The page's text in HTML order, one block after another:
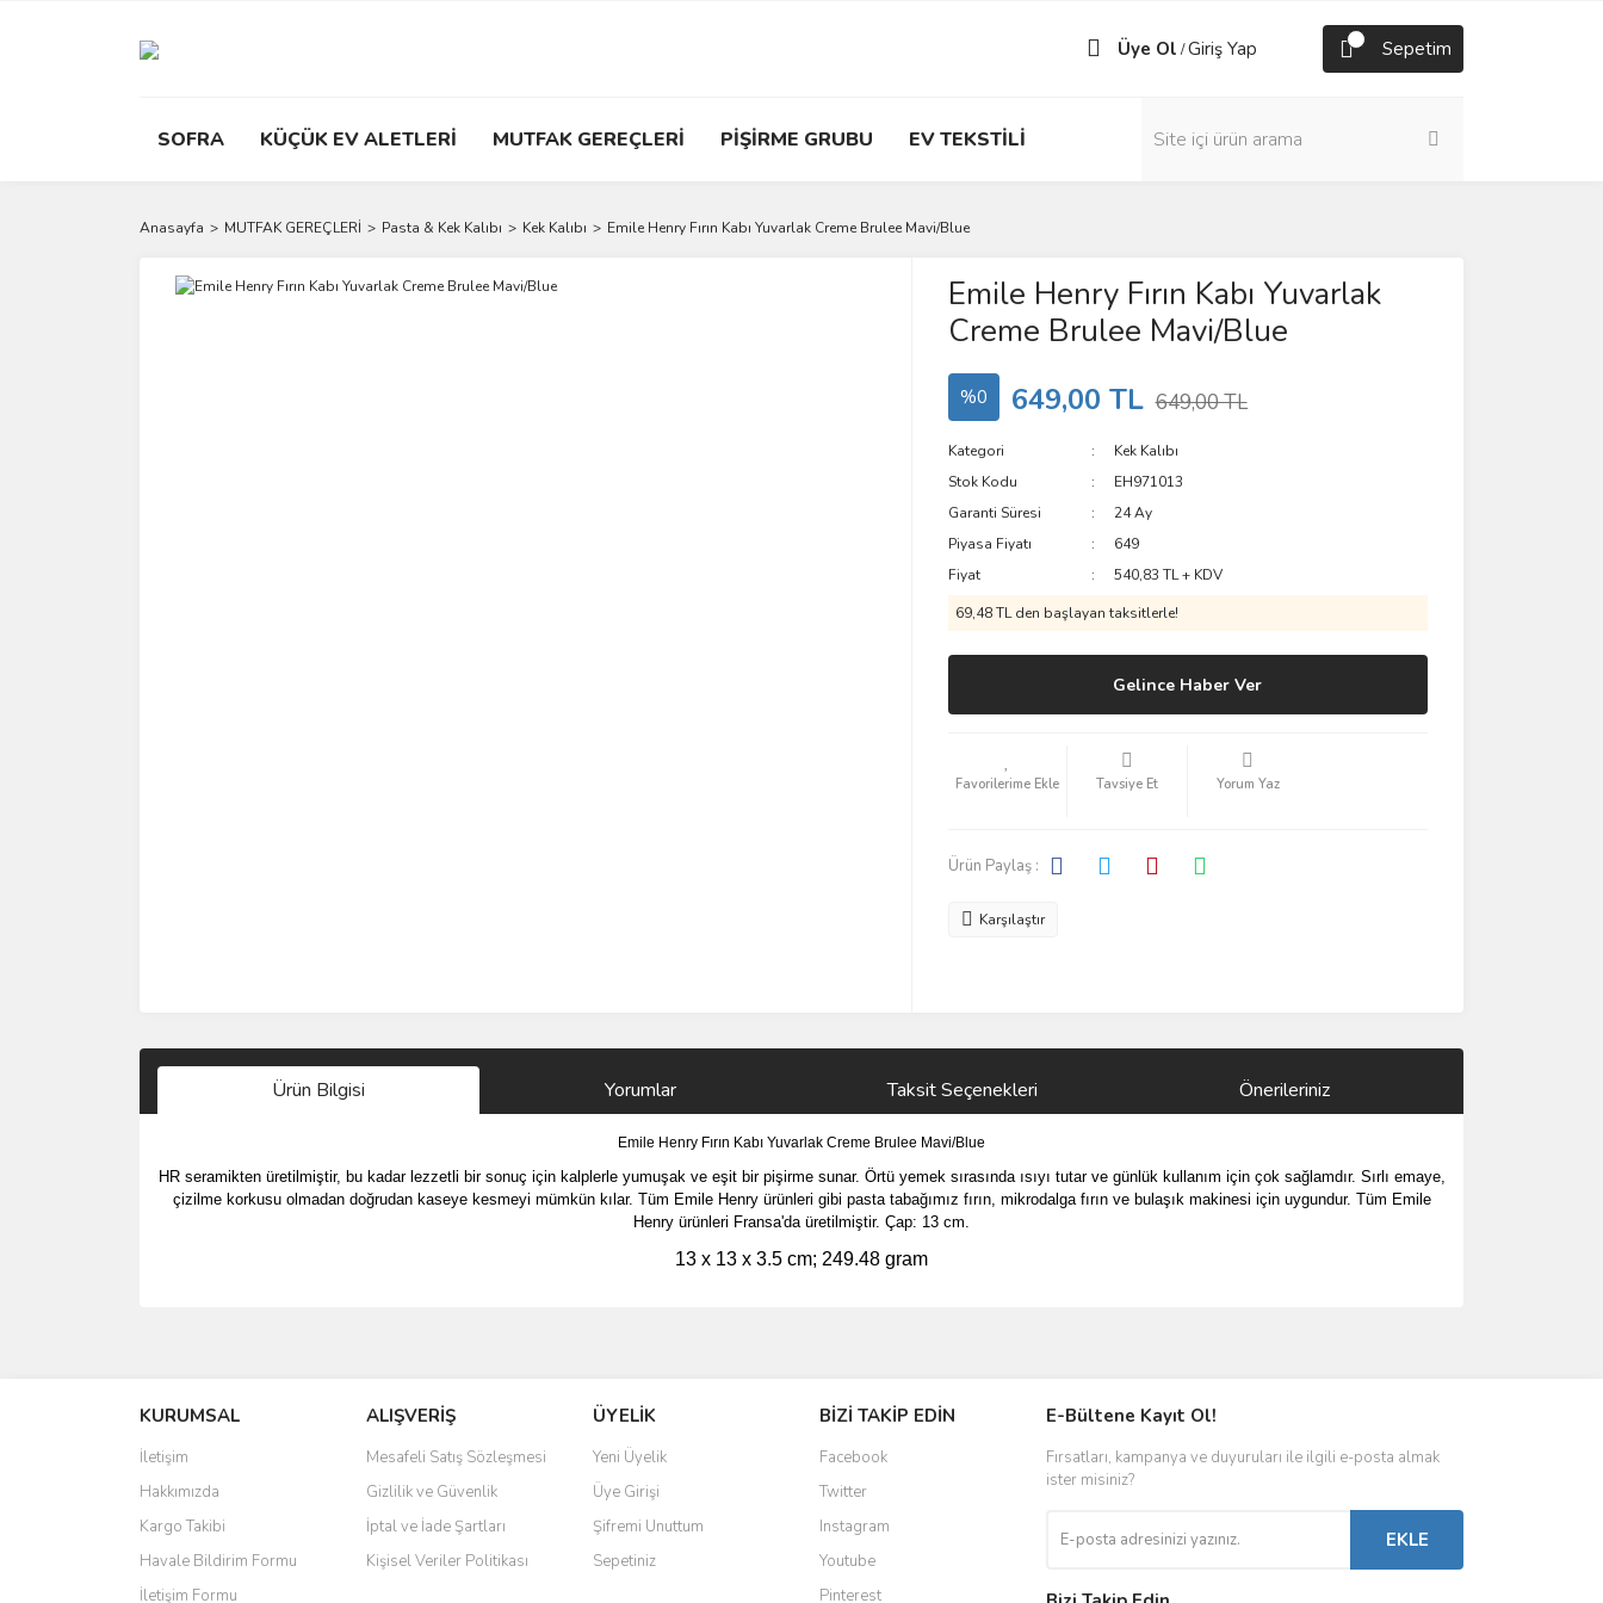
Üye Ol /Giriş Yap Sepetim
SOFRA KÜÇÜK EV ALETLERİ MUTFAK GEREÇLERİ PİŞİRME GRUBU EV TEKSTİLİ
Anasayfa MUTFAK GEREÇLERİ Pasta & Kek Kalıbı Kek Kalıbı Emile Henry Fırın Kabı Yuvarlak Creme Brulee Mavi/Blue
Emile Henry Fırın Kabı Yuvarlak
Creme Brulee Mavi/Blue
%0 649,00 TL 649,00 TL
Kategori
Kek Kalıbı
Stok Kodu
EH971013
Garanti Süresi
24 Ay
Piyasa Fiyatı
649
Fiyat
540,83 TL + KDV
69,48 TL den başlayan taksitlerle!
Gelince Haber Ver
Tavsiye Et Yorum Yaz
Ürün Paylaş :
Karşılaştır
Ürün Bilgisi Yorumlar Taksit Seçenekleri Önerileriniz
Emile Henry Fırın Kabı Yuvarlak Creme Brulee Mavi/Blue
HR seramikten üretilmiştir, bu kadar lezzetli bir sonuç için kalplerle yumuşak ve eşit bir pişirme sunar. Örtü yemek sırasında ısıyı tutar ve günlük kullanım için çok sağlamdır. Sırlı emaye,
çizilme korkusu olmadan doğrudan kaseye kesmeyi mümkün kılar. Tüm Emile Henry ürünleri gibi pasta tabağımız fırın, mikrodalga fırın ve bulaşık makinesi için uygundur. Tüm Emile
Henry ürünleri Fransa'da üretilmiştir. Çap: 13 cm.
13 x 13 x 3.5 cm; 249.48 gram
Ürün resmi kalitesiz, bozuk veya görüntülenemiyor.
Ürün açıklamasında eksik bilgiler bulunuyor.
Ürün bilgilerinde hatalar bulunuyor.
Ürün fiyatı diğer sitelerden daha pahalı.
Bu ürüne benzer farklı alternatifler olmalı.
KURUMSAL
İletişim
Hakkımızda
Kargo Takibi
Havale Bildirim Formu
İletişim Formu
ALIŞVERİŞ
Mesafeli Satış Sözleşmesi
Gizlilik ve Güvenlik
İptal ve İade Şartları
Kişisel Veriler Politikası
ÜYELİK
Yeni Üyelik
Üye Girişi
Şifremi Unuttum
Sepetiniz
BİZİ TAKİP EDİN
Facebook
Twitter
Instagram
Youtube
Pinterest
E-Bültene Kayıt Ol!
Fırsatları, kampanya ve duyuruları ile ilgili e-posta almak
ister misiniz?
EKLE